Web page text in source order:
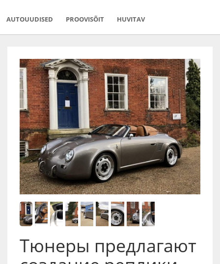
AUTOUUDISED PROOVISÕIT HUVITAV
Тюнеры предлагают